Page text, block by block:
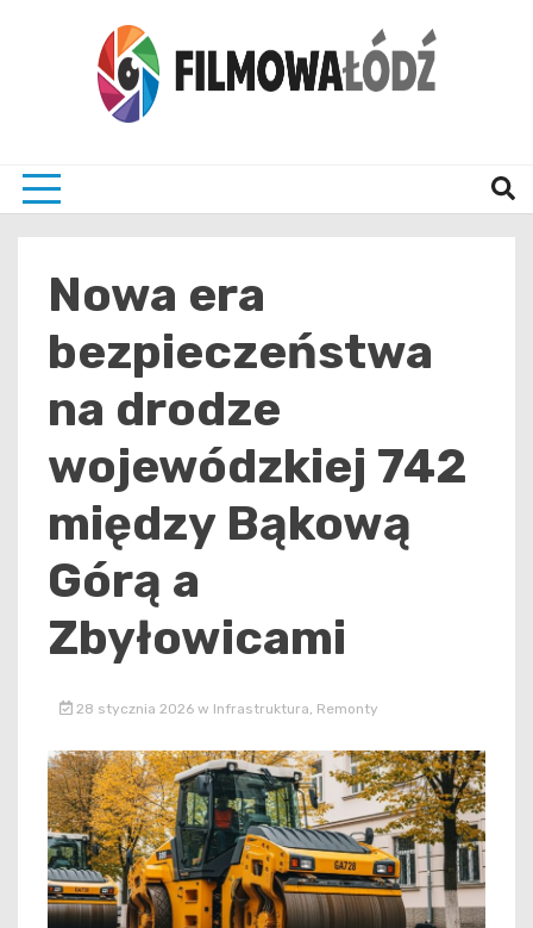
Nowa era
bezpieczeństwa
na drodze
wojewódzkiej 742
między Bąkową
Górą a
Zbyłowicami
28 stycznia 2026 w Infrastruktura Remonty